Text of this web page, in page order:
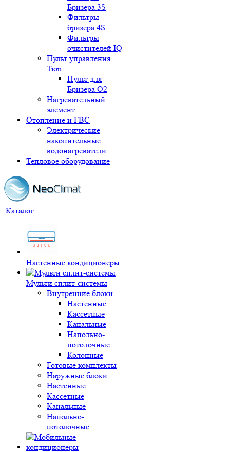
Бризера 3S
Фильтры
бризера 4S
Фильтры
очистителей IQ
Пульт управления
Tion
Пульт для
Бризера O2
Нагревательный
элемент
Отопление и ГВС
Электрические
накопительные
водонагреватели
Тепловое оборудование
Каталог
Настенные кондиционеры
Мульти сплит-системы
Внутренние блоки
Настенные
Кассетные
Канальные
Напольно-
потолочные
Колонные
Готовые комплекты
Наружные блоки
Настенные
Кассетные
Канальные
Напольно-
потолочные